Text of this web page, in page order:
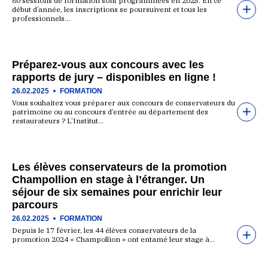
début d’année, les inscriptions se poursuivent et tous les
professionnels…
Préparez-vous aux concours avec les
rapports de jury – disponibles en ligne !
26.02.2025 FORMATION
Vous souhaitez vous préparer aux concours de conservateurs du
patrimoine ou au concours d’entrée au département des
restaurateurs ? L’Institut…
Les élèves conservateurs de la promotion
Champollion en stage à l’étranger. Un
séjour de six semaines pour enrichir leur
parcours
26.02.2025 FORMATION
Depuis le 17 février, les 44 élèves conservateurs de la
promotion 2024 « Champollion » ont entamé leur stage à…